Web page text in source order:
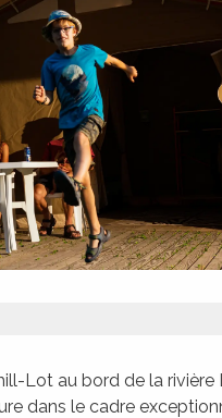
Lot au bord de la rivière
dans le cadre